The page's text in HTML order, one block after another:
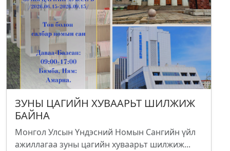
ЗУНЫ ЦАГИЙН ХУВААРЬТ ШИЛЖИЖ
БАЙНА
Монгол Улсын Үндэсний Номын Сангийн үйл
ажиллагаа зуны цагийн хуваарьт шилжиж...